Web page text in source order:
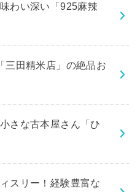
わい深い「925麻辣
三田精米店」の絶品お
さな古本屋さん「ひ
スリー！経験豊富な